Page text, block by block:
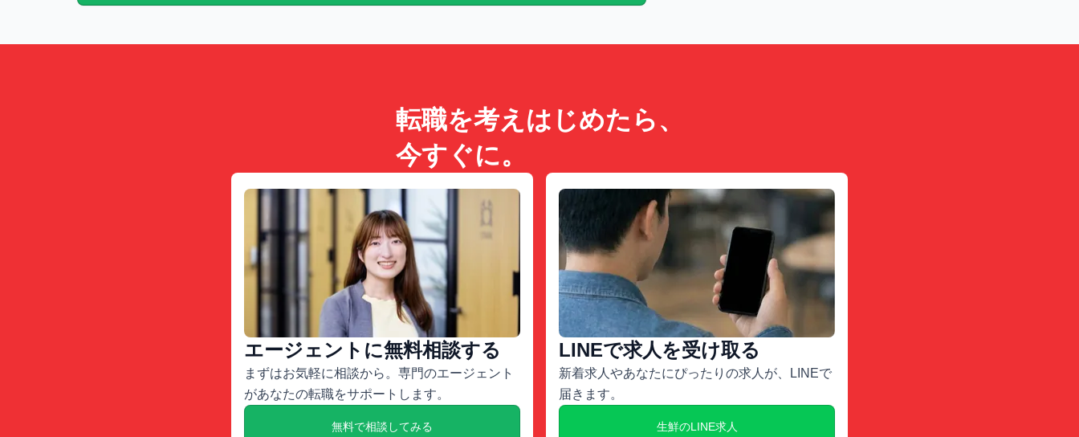
転職を考えはじめたら、
今すぐに。
エージェントに無料相談する
まずはお気軽に相談から。専門のエージェント
があなたの転職をサポートします。
無料で相談してみる
LINEで求人を受け取る
新着求人やあなたにぴったりの求人が、LINEで
届きます。
生鮮のLINE求人